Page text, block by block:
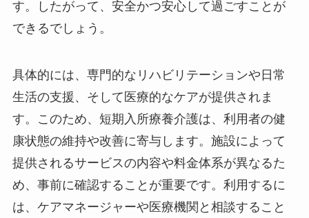
す。したがって、安全かつ安心して過ごすことが
できるでしょう。
具体的には、専門的なリハビリテーションや日常
生活の支援、そして医療的なケアが提供されま
す。このため、短期入所療養介護は、利用者の健
康状態の維持や改善に寄与します。施設によって
提供されるサービスの内容や料金体系が異なるた
め、事前に確認することが重要です。利用するに
は、ケアマネージャーや医療機関と相談すること